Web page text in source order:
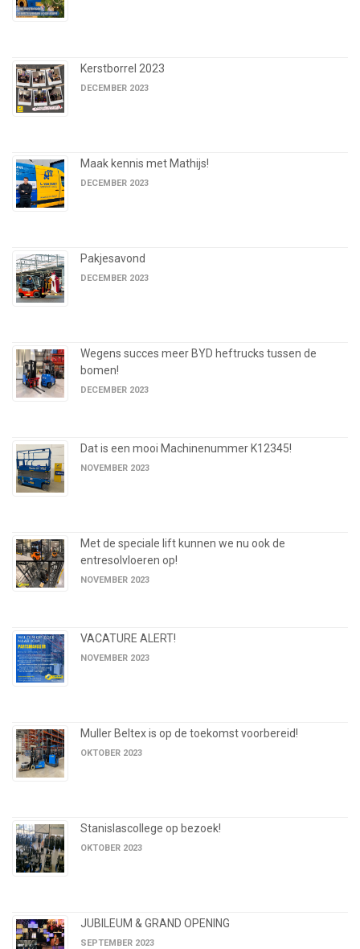
Kerstborrel 2023
DECEMBER 2023
Maak kennis met Mathijs!
DECEMBER 2023
Pakjesavond
DECEMBER 2023
Wegens succes meer BYD heftrucks tussen de
bomen!
DECEMBER 2023
Dat is een mooi Machinenummer K12345!
NOVEMBER 2023
Met de speciale lift kunnen we nu ook de
entresolvloeren op!
NOVEMBER 2023
VACATURE ALERT!
NOVEMBER 2023
Muller Beltex is op de toekomst voorbereid!
OKTOBER 2023
Stanislascollege op bezoek!
OKTOBER 2023
JUBILEUM & GRAND OPENING
SEPTEMBER 2023